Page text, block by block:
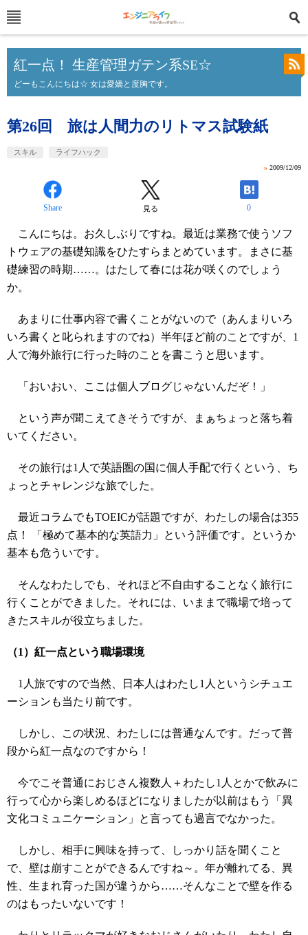
紅一点！ 生産管理ガテン系SE☆
どーもこんにちは☆ 女は愛嬌と度胸です。
第26回 旅は人間力のリトマス試験紙
スキル ライフハック
» 2009/12/09
Share 見る 0
こんにちは。お久しぶりですね。最近は業務で使うソフ
トウェアの基礎知識をひたすらまとめています。まさに基
礎練習の時期……。はたして春には花が咲くのでしょう
か。
あまりに仕事内容で書くことがないので（あんまりいろ
いろ書くと叱られますのでね）半年ほど前のことですが、1
人で海外旅行に行った時のことを書こうと思います。
「おいおい、ここは個人ブログじゃないんだぞ！」
という声が聞こえてきそうですが、まぁちょっと落ち着
いてください。
その旅行は1人で英語圏の国に個人手配で行くという、ち
ょっとチャレンジな旅でした。
最近コラムでもTOEICが話題ですが、わたしの場合は355
点！ 「極めて基本的な英語力」という評価です。というか
基本も危ういです。
そんなわたしでも、それほど不自由することなく旅行に
行くことができました。それには、いままで職場で培って
きたスキルが役立ちました。
（1）紅一点という職場環境
1人旅ですので当然、日本人はわたし1人というシチュエ
ーションも当たり前です。
しかし、この状況、わたしには普通なんです。だって普
段から紅一点なのですから！
今でこそ普通におじさん複数人＋わたし1人とかで飲みに
行って心から楽しめるほどになりましたが以前はもう「異
文化コミュニケーション」と言っても過言でなかった。
しかし、相手に興味を持って、しっかり話を聞くこと
で、壁は崩すことができるんですね～。年が離れてる、異
性、生まれ育った国が違うから……そんなことで壁を作る
のはもったいないです！